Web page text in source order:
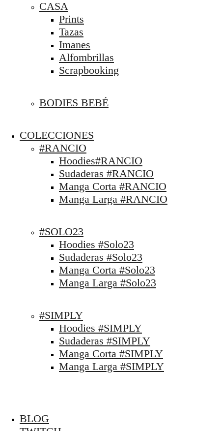
CASA
Prints
Tazas
Imanes
Alfombrillas
Scrapbooking
BODIES BEBÉ
COLECCIONES
#RANCIO
Hoodies#RANCIO
Sudaderas #RANCIO
Manga Corta #RANCIO
Manga Larga #RANCIO
#SOLO23
Hoodies #Solo23
Sudaderas #Solo23
Manga Corta #Solo23
Manga Larga #Solo23
#SIMPLY
Hoodies #SIMPLY
Sudaderas #SIMPLY
Manga Corta #SIMPLY
Manga Larga #SIMPLY
BLOG